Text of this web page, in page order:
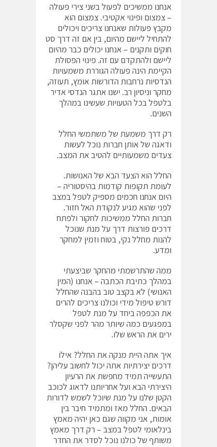
אנחנו ממשיכים לפעול בשני צירי פעולה
– צמצום ופינוי אקטיבי. צמצום הוא
מקבץ פעולות שאנחנו צריכים ויכולים
להתחיל ליישם מהיום, בין אם זה דרך סט
חוקים ותקנים – אנחנו יכולים כבר מהיום
ליישם ולהתקדם עם זה. פינוי הפסולת
הקיימת הינה פעולה הגוררת משמעויות
הנדסיות נרחבות הדורשות אומץ, תעוזה,
מחקר וניסיון רב. ישנו אתגר הנדסי אדיר
בלטפל בכל הטעויות שעשינו במהלך
השנים.
רק דרך משמעת של משתמשי החלל
ודאגה של אותן חברות נוכל לעשות
צעדים משמעותיים להטיב את המצב.
החלל הוא הצעד הבא של האנושות.
לעומת תקופות קודמות בהיסטוריה –
היום אנחנו חכמים מספיק לטפל במצב
לפני שהוא מגיע לנקודת האל חזור.
חברות החלל ממשיכות לחקור ולפתח
דרכים פורצות דרך על מנת שנוכל
להנות מחלל נקי, בטוח וזמין למחקר
ומדע.
ממה שהתרשמתי מהחקר שביצעתי
במהלך כתיבת הכתבה – אנחנו (המין
האנושי) לא בקצב טוב בהבנה שהחלל
דורש טיפול מידי וכולנו צריכים להרים
את הכפפה ביחד על מנת לטפל
במפגעים כמה שיותר מהר לפני שקסלר
ירים את הראש שלו.
איך אתה היית מנקה את החלל? אילו
דרכים יצירתיות אתה יכול לחשוב עליהן?
התעשייה תמיד מחפשת את הרעיון
היצירתי הבא ועל אחריותנו לדאוג לכוכב
הקטן שלנו על מנת שיוכל לשמש לדורות
הבאים. החלל מאז ומתמיד חיבר בין
אומות, אני מקווה שגם כאן יהיה מאמץ
בינלאומי לטפל במצב – רק דרך מאמץ
משותף של כולנו נוכל לסדר את החדר